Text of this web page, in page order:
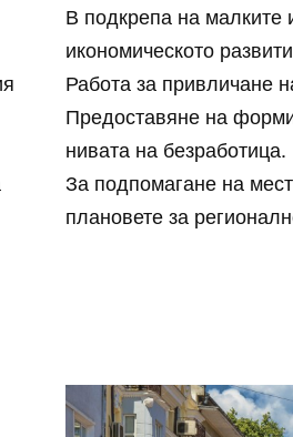
В подкрепа на малките
икономическото
Работа за привличане
Предоставяне на
нивата на безработица.
За подпомагане на
плановете за